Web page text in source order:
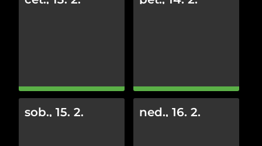
sob., 15. 2. ned., 16. 2.